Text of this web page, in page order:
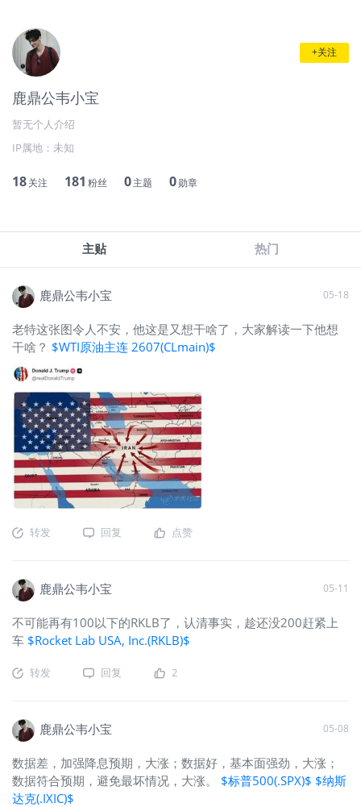
+关注
鹿鼎公韦小宝
暂无个人介绍
IP属地： 未知
18关注 181 粉丝 0主题 0勋章
主贴 热门
鹿鼎公韦小宝 05-18
老特这张图令人不安，他这是又想干啥了，大家解读一下他想
干啥？ $WTI原油主连 2607(CLmain)$
转发 回复 点赞
鹿鼎公韦小宝 05-11
不可能再有100以下的RKLB了，认清事实，趁还没200赶紧上
车 $Rocket Lab USA, Inc.(RKLB)$
转发 回复 2
鹿鼎公韦小宝 05-08
数据差，加强降息预期，大涨；数据好，基本面强劲，大涨；
数据符合预期，避免最坏情况，大涨。 $标普500(.SPX)$ $纳斯
达克(.IXIC)$